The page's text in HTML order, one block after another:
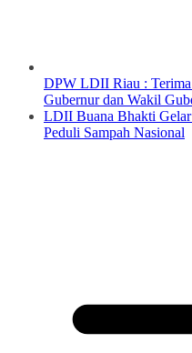
DPW LDII Riau : Terima
Gubernur dan Wakil
LDII Buana Bhakti
Peduli Sampah Nasional